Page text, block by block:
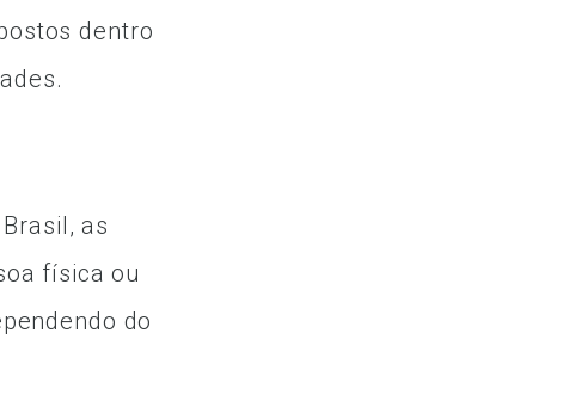
dentro
as
física ou
do